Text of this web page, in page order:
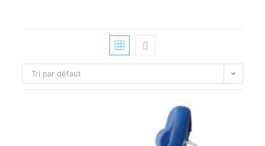
Tri par défaut